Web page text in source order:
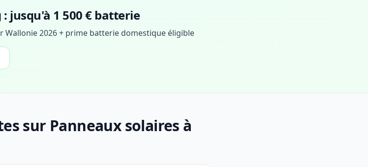
jusqu'à 1 500 € batterie
Wallonie 2026 + prime batterie domestique éligible
sur Panneaux solaires à